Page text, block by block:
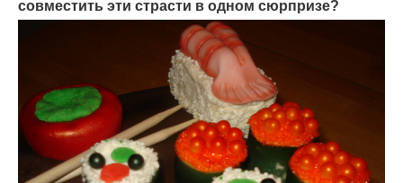
совместить эти страсти в одном сюрпризе?